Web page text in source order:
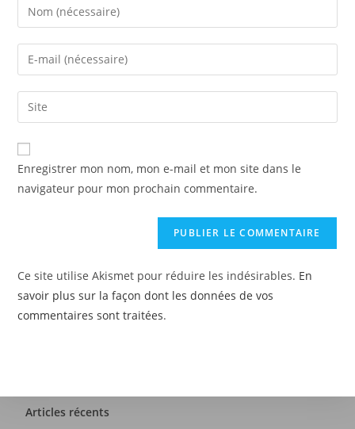
Enregistrer mon nom, mon e-mail et mon site dans le
navigateur pour mon prochain commentaire.
Ce site utilise Akismet pour réduire les indésirables. En
savoir plus sur la façon dont les données de vos
commentaires sont traitées.
Articles récents